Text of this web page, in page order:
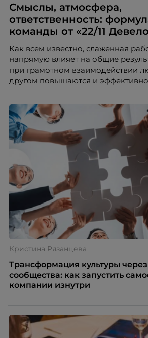
Смыслы, атмосфера,
ответственность:
команды от «22/11
Как всем известно, слаженная
напрямую влияет на общие
при грамотном взаимодействии
другом повышаются и
сплоченные команды быстрее и
реагируют на вызовы и
адаптивны. Александр Канивец,
директор и сооснователь
Девелопмент», рассказал о
командой.
Кристина Рязанцева
Трансформация культуры
сообщества: как запустить
компании изнутри